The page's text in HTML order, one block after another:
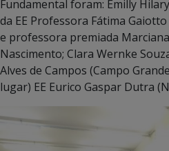
Fundamental foram: Emilly
da EE Professora Fátima
e professora premiada
Nascimento; Clara Wernke
Alves de Campos (Campo
lugar) EE Eurico Gaspar Dutra